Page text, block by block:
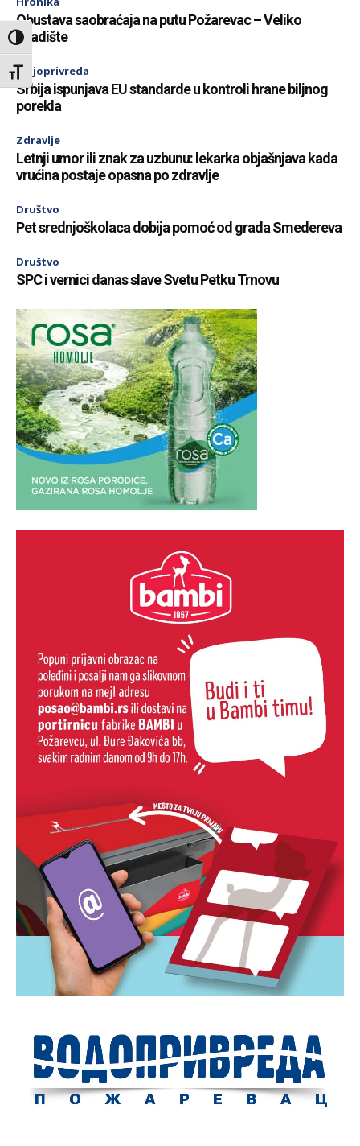
Toggle High Contrast
Toggle Font size
Obustava saobraćaja na putu Požarevac – Veliko
Gradište
Poljoprivreda
Srbija ispunjava EU standarde u kontroli hrane biljnog
porekla
Zdravlje
Letnji umor ili znak za uzbunu: lekarka objašnjava kada
vrućina postaje opasna po zdravlje
Društvo
Pet srednjoškolaca dobija pomoć od grada Smedereva
Društvo
SPC i vernici danas slave Svetu Petku Trnovu